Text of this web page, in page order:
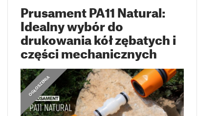
Prusament PA11 Natural:
Idealny wybór do
drukowania kół zębatych i
części mechanicznych
OGŁOSZENIA